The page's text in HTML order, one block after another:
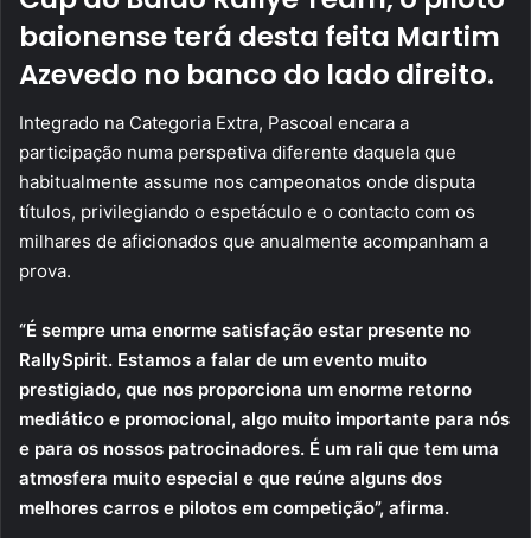
baionense terá desta feita Martim
Azevedo no banco do lado direito.
Integrado na Categoria Extra, Pascoal encara a
participação numa perspetiva diferente daquela que
habitualmente assume nos campeonatos onde disputa
títulos, privilegiando o espetáculo e o contacto com os
milhares de aficionados que anualmente acompanham a
prova.
“É sempre uma enorme satisfação estar presente no
RallySpirit. Estamos a falar de um evento muito
prestigiado, que nos proporciona um enorme retorno
mediático e promocional, algo muito importante para nós
e para os nossos patrocinadores. É um rali que tem uma
atmosfera muito especial e que reúne alguns dos
melhores carros e pilotos em competição”, afirma.